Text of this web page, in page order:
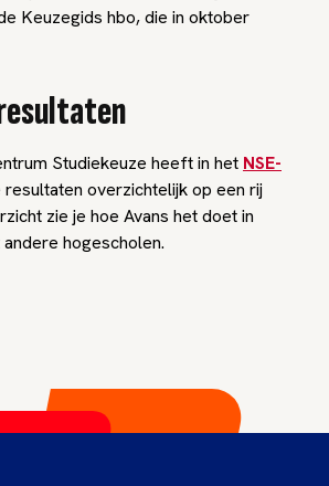
Keuzegids hbo, die in oktober
Studiekeuze heeft in het NSE-
resultaten overzichtelijk op een rij
zie je hoe Avans het doet in
hogescholen.